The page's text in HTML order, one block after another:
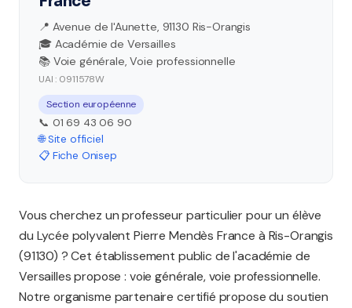
📍 Avenue de l'Aunette, 91130 Ris-Orangis
🎓 Académie de Versailles
📚 Voie générale, Voie professionnelle
UAI : 0911578W
Section européenne
📞 01 69 43 06 90
🌐 Site officiel
📋 Fiche Onisep
Vous cherchez un professeur particulier pour un élève
du Lycée polyvalent Pierre Mendès France à Ris-Orangis
(91130) ? Cet établissement public de l'académie de
Versailles propose : voie générale, voie professionnelle.
Notre organisme partenaire certifié propose du soutien